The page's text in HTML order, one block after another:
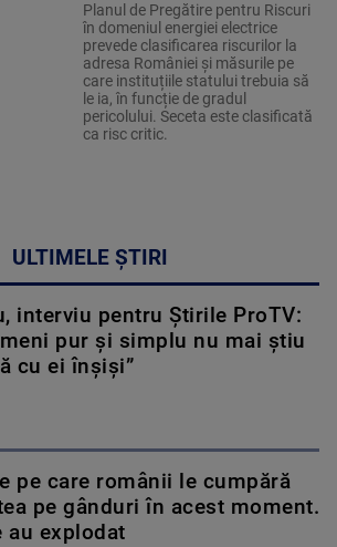
Planul de Pregătire pentru Riscuri
în domeniul energiei electrice
prevede clasificarea riscurilor la
adresa României și măsurile pe
care instituțiile statului trebuia să
le ia, în funcție de gradul
pericolului. Seceta este clasificată
ca risc critic.
ULTIMELE ȘTIRI
interviu pentru Știrile ProTV:
pur și simplu nu mai știu
cu ei înșiși”
pe care românii le cumpără
pe gânduri în acest moment.
au explodat